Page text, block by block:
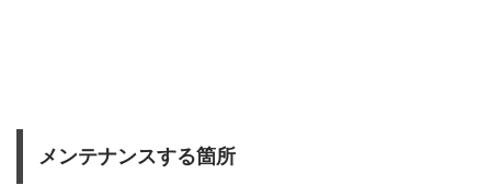
メンテナンスする箇所